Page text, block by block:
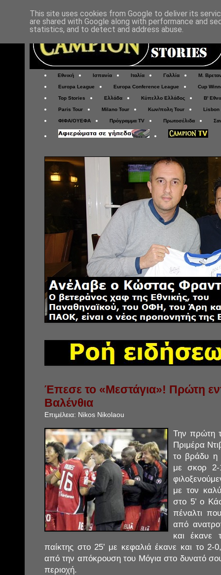
Εθνική Ισπανία Ιταλία Γαλλία Μ.
Europa League Europa Conference League Cup
Top Stories Ελλάδα Κύπελλο Ελλάδος Β'
Paris Tour Milano Tour Κων/πολη Tour Lisbon
ΦΙΦΑ/ΟΥΕΦΑ Πρόγραμμα TV Πρωτοσέλιδα
Έπεσε το «Μεστάγια»! Πρώτη
Βαλένθια
Επιμέλεια: Nikos Nikolaou
Την πρώτη
Πριμέρα
το βράδυ η
με σκορ
με τον
στο 5’ ο
πέναλτι
από
και έκανε
παίκτης στο 25’ με κεφαλιά έκανε και το
από την απόκρουση του Μόγια στο δυνατό
περιοχή.
This site uses cookies from Google to deliver its
are shared with Google along with performance and
statistics, and to detect and address abuse.